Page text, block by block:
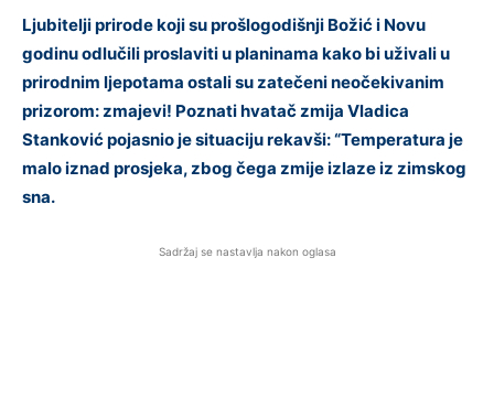
Ljubitelji prirode koji su prošlogodišnji Božić i Novu
godinu odlučili proslaviti u planinama kako bi uživali u
prirodnim ljepotama ostali su zatečeni neočekivanim
prizorom: zmajevi! Poznati hvatač zmija Vladica
Stanković pojasnio je situaciju rekavši: “Temperatura je
malo iznad prosjeka, zbog čega zmije izlaze iz zimskog
sna.
Sadržaj se nastavlja nakon oglasa